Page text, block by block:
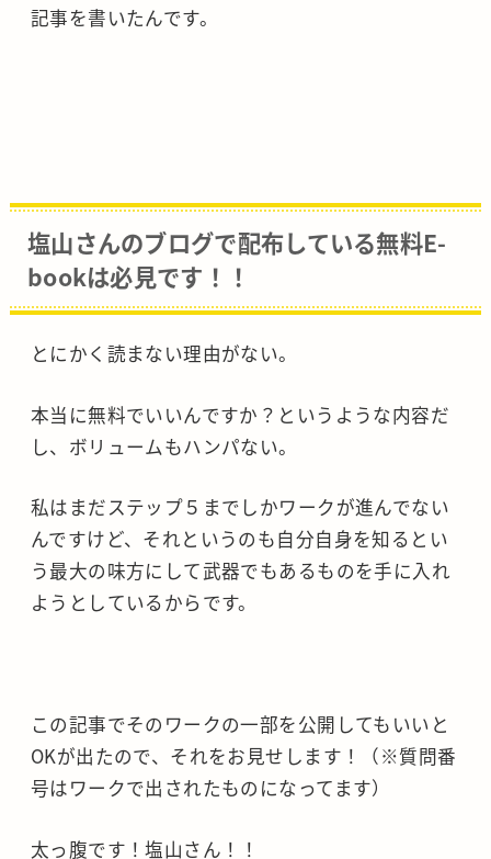
記事を書いたんです。
塩山さんのブログで配布している無料E-
bookは必見です！！
とにかく読まない理由がない。
本当に無料でいいんですか？というような内容だ
し、ボリュームもハンパない。
私はまだステップ５までしかワークが進んでない
んですけど、それというのも自分自身を知るとい
う最大の味方にして武器でもあるものを手に入れ
ようとしているからです。
この記事でそのワークの一部を公開してもいいと
OKが出たので、それをお見せします！（※質問番
号はワークで出されたものになってます）
太っ腹です！塩山さん！！